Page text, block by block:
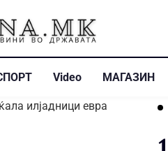
Video МАГАЗИН